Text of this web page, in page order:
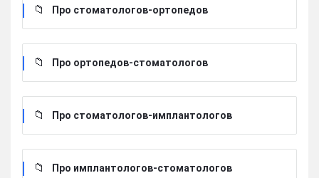
Про стоматологов-ортопедов
Про ортопедов-стоматологов
Про стоматологов-имплантологов
Про имплантологов-стоматологов